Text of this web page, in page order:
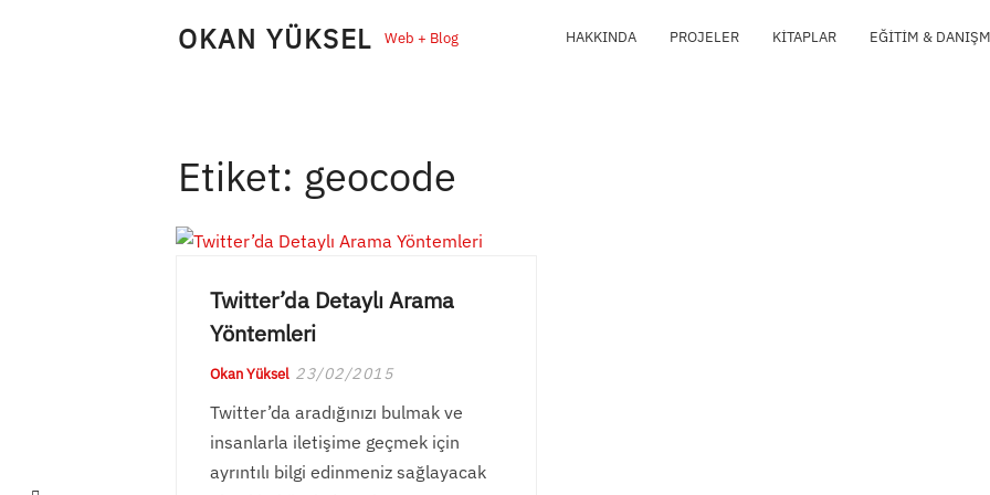
OKAN YÜKSEL Web + Blog HAKKINDA PROJELER KITAPLAR EĞITIM &
Etiket: geocode
Twitter’da Detaylı Arama
Yöntemleri
Okan Yüksel 23/02/2015
Twitter’da aradığınızı bulmak ve
insanlarla iletişime geçmek için
ayrıntılı bilgi edinmeniz sağlayacak